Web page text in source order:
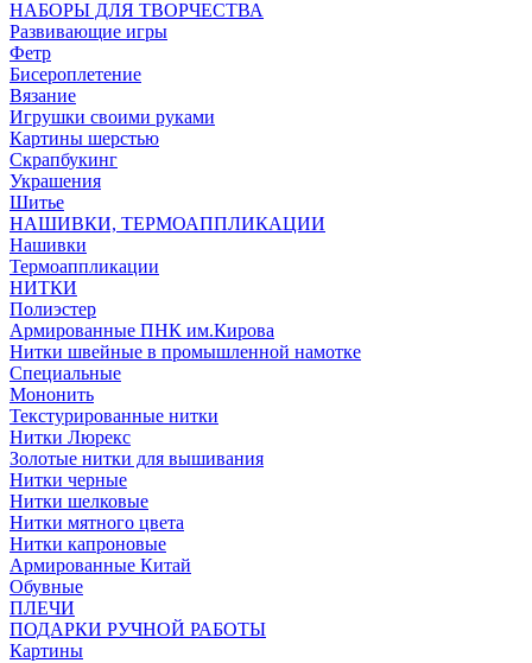
НАБОРЫ ДЛЯ ТВОРЧЕСТВА
Развивающие игры
Фетр
Бисероплетение
Вязание
Игрушки своими руками
Картины шерстью
Скрапбукинг
Украшения
Шитье
НАШИВКИ, ТЕРМОАППЛИКАЦИИ
Нашивки
Термоаппликации
НИТКИ
Полиэстер
Армированные ПНК им.Кирова
Нитки швейные в промышленной намотке
Специальные
Мононить
Текстурированные нитки
Нитки Люрекс
Золотые нитки для вышивания
Нитки черные
Нитки шелковые
Нитки мятного цвета
Нитки капроновые
Армированные Китай
Обувные
ПЛЕЧИ
ПОДАРКИ РУЧНОЙ РАБОТЫ
Картины